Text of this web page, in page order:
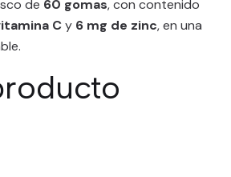
de 60 gomas, con contenido
Cy 6 mg de zinc, en una